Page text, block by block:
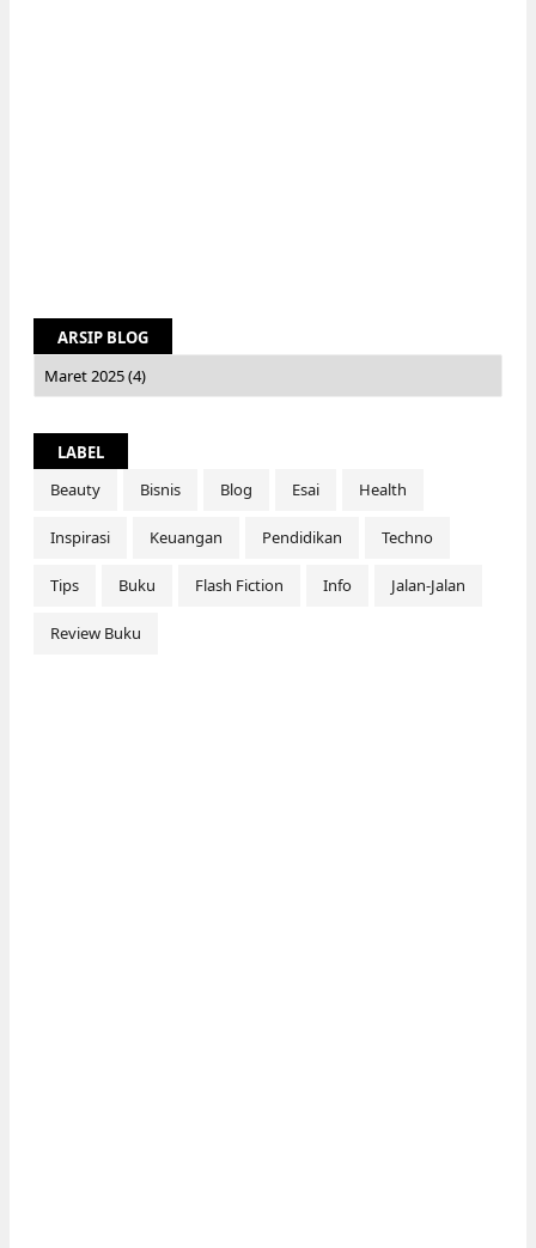
ARSIP BLOG
LABEL
Beauty
Bisnis Blog Esai Health
Inspirasi Keuangan Pendidikan Techno
Tips Buku Flash Fiction Info Jalan-Jalan
Review Buku